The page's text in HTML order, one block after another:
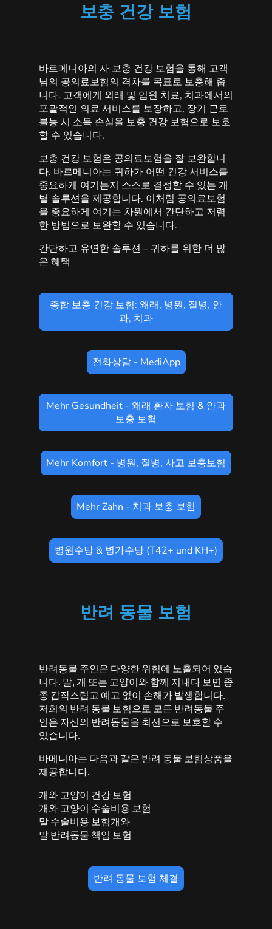
보충 건강 보험
바르메니아의 사 보충 건강 보험을 통해 고객
님의 공의료보험의 격차를 목표로 보충해 줍
니다. 고객에게 외래 및 입원 치료, 치과에서의
포괄적인 의료 서비스를 보장하고, 장기 근로
불능 시 소득 손실을 보충 건강 보험으로 보호
할 수 있습니다.
보충 건강 보험은 공의료보험을 잘 보완합니
다. 바르메니아는 귀하가 어떤 건강 서비스를
중요하게 여기는지 스스로 결정할 수 있는 개
별 솔루션을 제공합니다. 이처럼 공의료보험
을 중요하게 여기는 차원에서 간단하고 저렴
한 방법으로 보완할 수 있습니다.
간단하고 유연한 솔루션 – 귀하를 위한 더 많
은 혜택
종합 보충 건강 보험: 왜래, 병원, 질병, 안
과, 치과
전화상담 - MediApp
Mehr Gesundheit - 왜래 환자 보험 & 안과
보충 보험
Mehr Komfort - 병원, 질병, 사고 보충보험
Mehr Zahn - 치과 보충 보험
병원수당 & 병가수당 (T42+ und KH+)
반려 동물 보험
반려동물 주인은 다양한 위험에 노출되어 있습
니다. 말, 개 또는 고양이와 함께 지내다 보면 종
종 갑작스럽고 예고 없이 손해가 발생합니다.
저희의 반려 동물 보험으로 모든 반려동물 주
인은 자신의 반려동물을 최선으로 보호할 수
있습니다.
바메니아는 다음과 같은 반려 동물 보험상품을
제공합니다.
개와 고양이 건강 보험
개와 고양이 수술비용 보험
말 수술비용 보험개와
말 반려동물 책임 보험
반려 동물 보험 체결